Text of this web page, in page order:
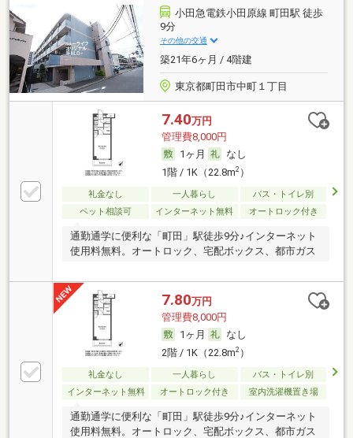
小田急電鉄小田原線 町田駅 徒歩
9分
その他の交通
築21年6ヶ月 / 4階建
東京都町田市中町１丁目
7.40万円
管理費8,000円
1ヶ月
なし
1階 / 1K（22.8m2）
礼金なし 一人暮らし
バス・トイレ別
ペット相談可
インターネット無料 オートロック付き
通勤通学に便利な「町田」駅徒歩9分♪インターネット
使用料無料。オートロック、宅配ボックス、都市ガス
7.80万円
管理費8,000円
1ヶ月
なし
2階 / 1K（22.8m2）
礼金なし 一人暮らし
バス・トイレ別
インターネット無料
オートロック付き 室内洗濯機置き場
通勤通学に便利な「町田」駅徒歩9分♪インターネット
使用料無料。オートロック、宅配ボックス、都市ガス